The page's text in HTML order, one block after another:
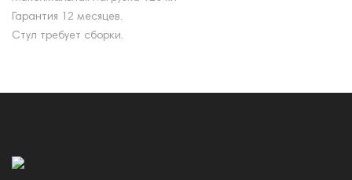
Гарантия 12 месяцев.
Стул требует сборки.